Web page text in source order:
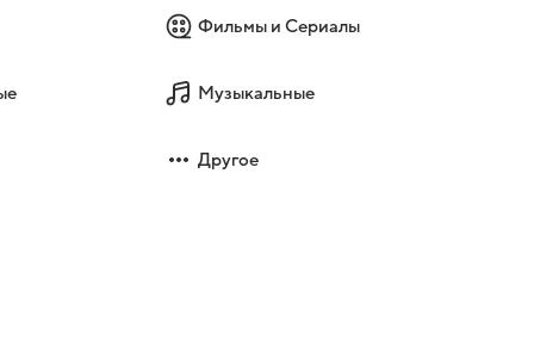
Фильмы и Сериалы
Музыкальные
Другое